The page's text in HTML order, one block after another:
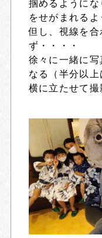
掴めるように
をせがまれるよ
但し、視線を
ず・・・・
徐々に一緒に
なる（半分以
横に立たせて撮